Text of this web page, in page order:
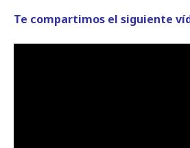
Te compartimos el siguiente